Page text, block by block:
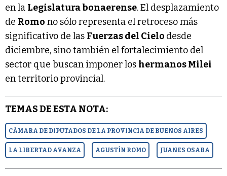
en la Legislatura bonaerense. El desplazamiento
de Romo no sólo representa el retroceso más
significativo de las Fuerzas del Cielo desde
diciembre, sino también el fortalecimiento del
sector que buscan imponer los hermanos Milei
en territorio provincial.
TEMAS DE ESTA NOTA:
CÁMARA DE DIPUTADOS DE LA PROVINCIA DE BUENOS AIRES
LA LIBERTAD AVANZA AGUSTÍN ROMO JUANES OSABA